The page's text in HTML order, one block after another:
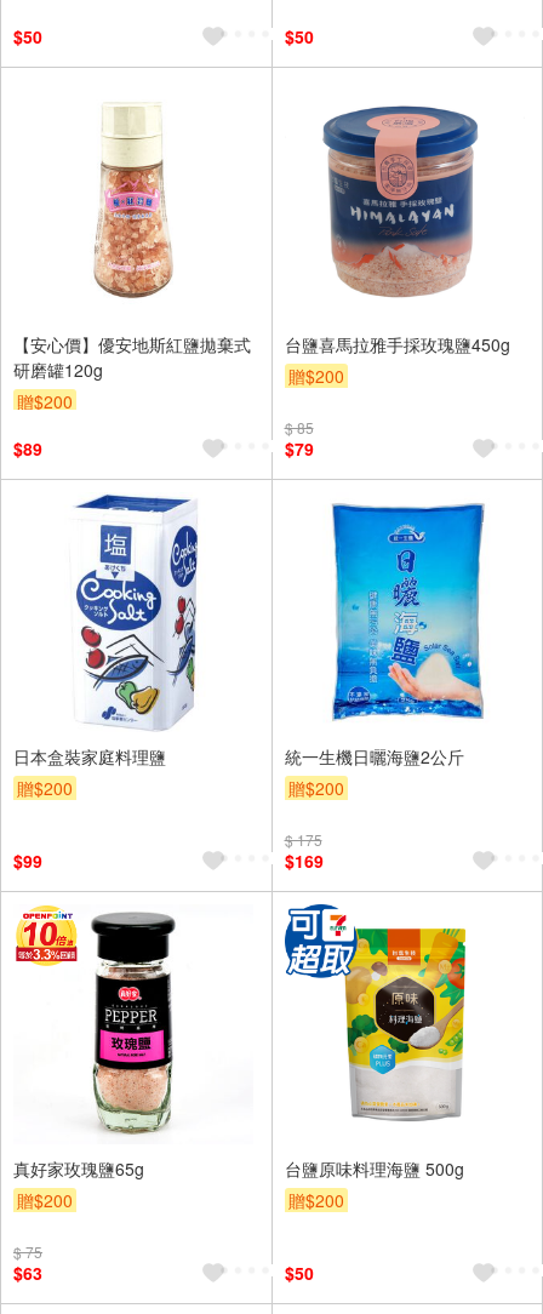
$50 $50
【安心價】優安地斯紅鹽拋棄式
研磨罐120g
贈$200
$89
台鹽喜馬拉雅手採玫瑰鹽450g
贈$200
$ 85
$79
日本盒裝家庭料理鹽
贈$200
$99
統一生機日曬海鹽2公斤
贈$200
$ 175
$169
真好家玫瑰鹽65g
贈$200
$ 75
$63
台鹽原味料理海鹽 500g
贈$200
$50